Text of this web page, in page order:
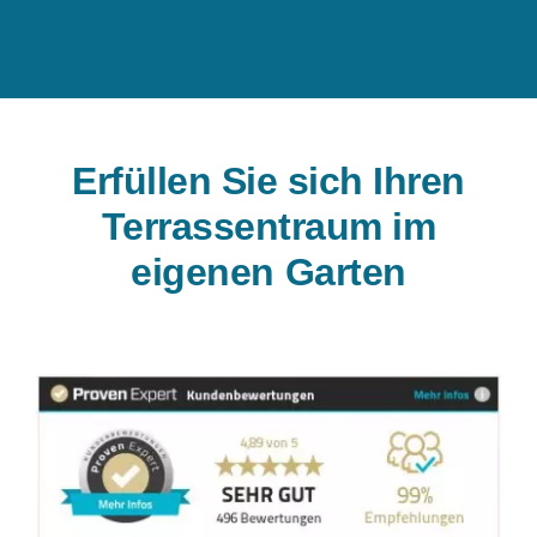
Erfüllen Sie sich Ihren
Terrassentraum im
eigenen Garten